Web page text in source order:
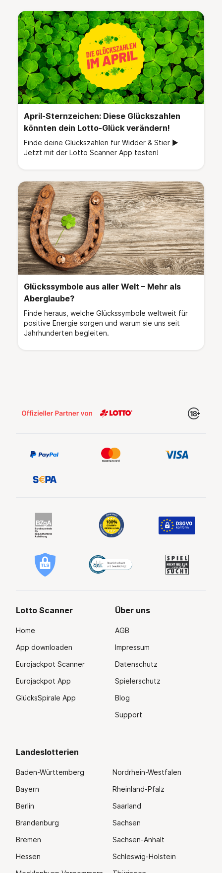
April-Sternzeichen: Diese Glückszahlen
könnten dein Lotto-Glück verändern!
Finde deine Glückszahlen für Widder & Stier ►
Jetzt mit der Lotto Scanner App testen!
Glückssymbole aus aller Welt – Mehr als
Aberglaube?
Finde heraus, welche Glückssymbole weltweit für
positive Energie sorgen und warum sie uns seit
Jahrhunderten begleiten.
Lotto Scanner
Home
App downloaden
Eurojackpot Scanner
Eurojackpot App
GlücksSpirale App
Über uns
AGB
Impressum
Datenschutz
Spielerschutz
Blog
Support
Landeslotterien
Baden-Württemberg
Bayern
Berlin
Brandenburg
Bremen
Hessen
Nordrhein-Westfalen
Rheinland-Pfalz
Saarland
Sachsen
Sachsen-Anhalt
Schleswig-Holstein